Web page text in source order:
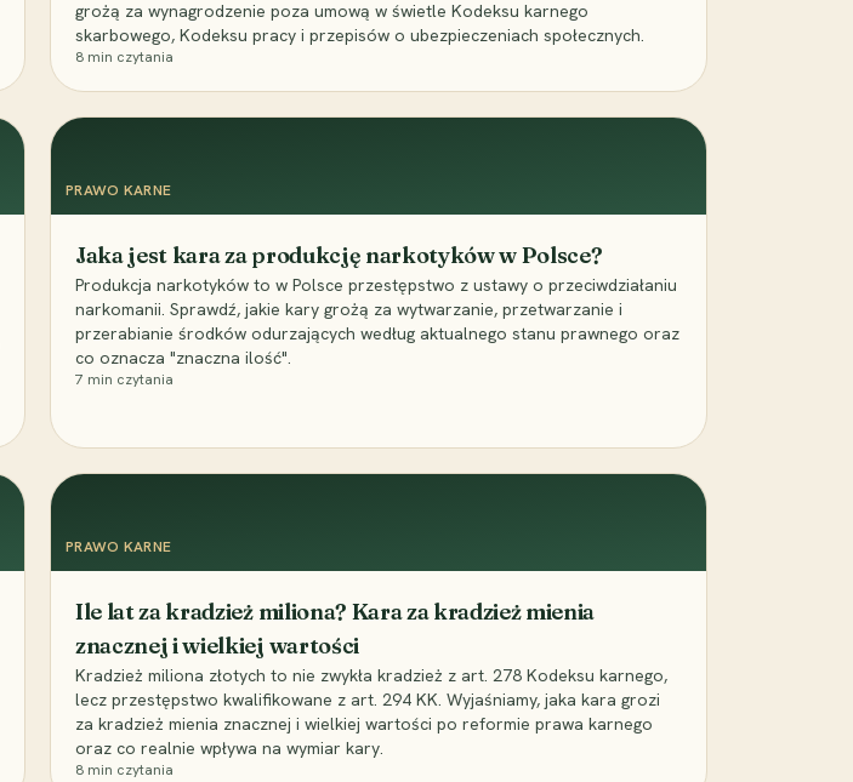
grożą za wynagrodzenie poza umową w świetle Kodeksu karnego
skarbowego, Kodeksu pracy i przepisów o ubezpieczeniach społecznych.
8 min czytania
PRAWO KARNE
Jaka jest kara za produkcję narkotyków w Polsce?
Produkcja narkotyków to w Polsce przestępstwo z ustawy o przeciwdziałaniu
narkomanii. Sprawdź, jakie kary grożą za wytwarzanie, przetwarzanie i
przerabianie środków odurzających według aktualnego stanu prawnego oraz
co oznacza "znaczna ilość".
7 min czytania
PRAWO KARNE
Ile lat za kradzież miliona? Kara za kradzież mienia
znacznej i wielkiej wartości
Kradzież miliona złotych to nie zwykła kradzież z art. 278 Kodeksu karnego,
lecz przestępstwo kwalifikowane z art. 294 KK. Wyjaśniamy, jaka kara grozi
za kradzież mienia znacznej i wielkiej wartości po reformie prawa karnego
oraz co realnie wpływa na wymiar kary.
8 min czytania